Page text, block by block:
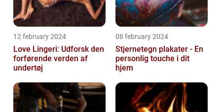
12 february 2024
Love Lingeri: Udforsk den
forførende verden af
undertøj
08 february 2024
Stjernetegn plakater - En
personlig touche i dit
hjem